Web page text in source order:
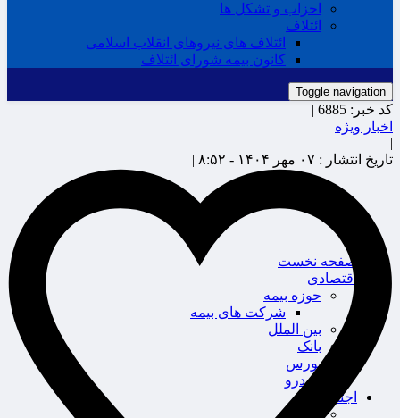
احزاب و تشکل ها
ائتلاف
ائتلاف های نیروهای انقلاب اسلامی
کانون بیمه شورای ائتلاف
Toggle navigation
صفحه نخست
اقتصادی
حوزه بیمه
شرکت های بیمه
بین الملل
بانک
بورس
خودرو
اجتماعی
سلامت
کد خبر: 6885 |
اخبار ویژه
|
تاریخ انتشار : ۰۷ مهر ۱۴۰۴ - ۸:۵۲ |